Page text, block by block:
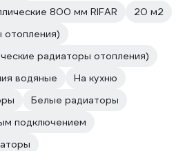
800 мм RIFAR
20 м2
отопления)
радиаторы отопления)
водяные
На кухню
Белые радиаторы
подключением